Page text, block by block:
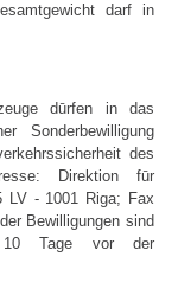
darf in
dūrfen in das
Sonderbewilligung
des
Direktion fūr
LV - 1001 Riga; Fax
Bewilligungen sind
10 Tage vor der